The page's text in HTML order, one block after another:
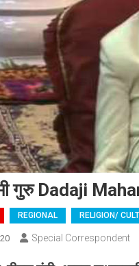
गुरु Dadaji
REGIONAL RELIGION/
Special Correspondent